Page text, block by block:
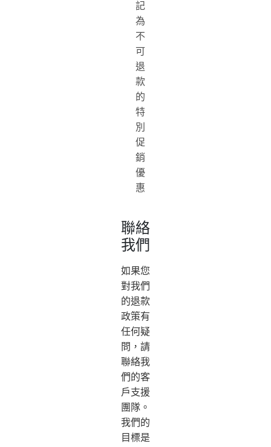
記
為
不
可
退
款
的
特
別
促
銷
優
惠
聯絡
我們
如果您
對我們
的退款
政策有
任何疑
問，請
聯絡我
們的客
戶支援
團隊。
我們的
目標是